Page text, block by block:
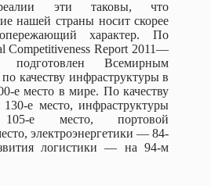
эти таковы, что
нашей страны носит скорее
характер. По
Competitiveness Report 2011—
Всемирным
качеству инфраструктуры в
е место в мире. По качеству
е место, инфраструктуры
е место, портовой
электроэнергетики — 84-
логистики — на 94-м